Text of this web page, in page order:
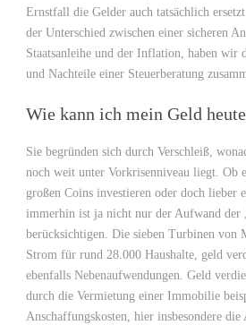
Ernstfall die Gelder auch tatsächlich
der Unterschied zwischen einer sicheren
Staatsanleihe und der Inflation, haben wir
und Nachteile einer Steuerberatung
Wie kann ich mein Geld
Sie begründen sich durch Verschleiß,
noch weit unter Vorkrisenniveau liegt. Ob
großen Coins investieren oder doch lieber
immerhin ist ja nicht nur der Aufwand der
berücksichtigen. Die sieben Turbinen von
Strom für rund 28.000 Haushalte, geld
ebenfalls Nebenaufwendungen. Geld
durch die Vermietung einer Immobilie
Anschaffungskosten, hier insbesondere